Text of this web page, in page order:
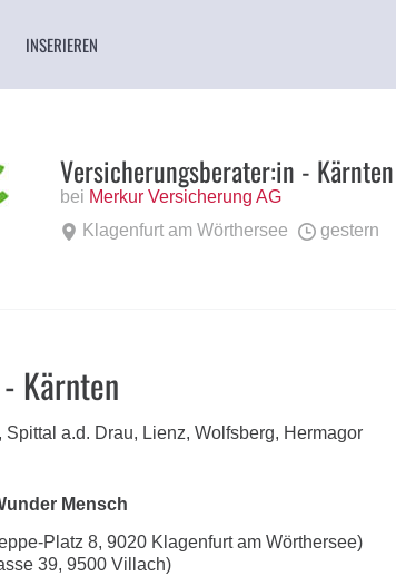
INSERIEREN
Versicherungsberater:in - Kärnten
bei Merkur Versicherung AG
Klagenfurt am Wörthersee
gestern
Kärnten
a.d. Drau, Lienz, Wolfsberg, Hermagor
Mensch
Platz 8, 9020 Klagenfurt am Wörthersee)
39, 9500 Villach)